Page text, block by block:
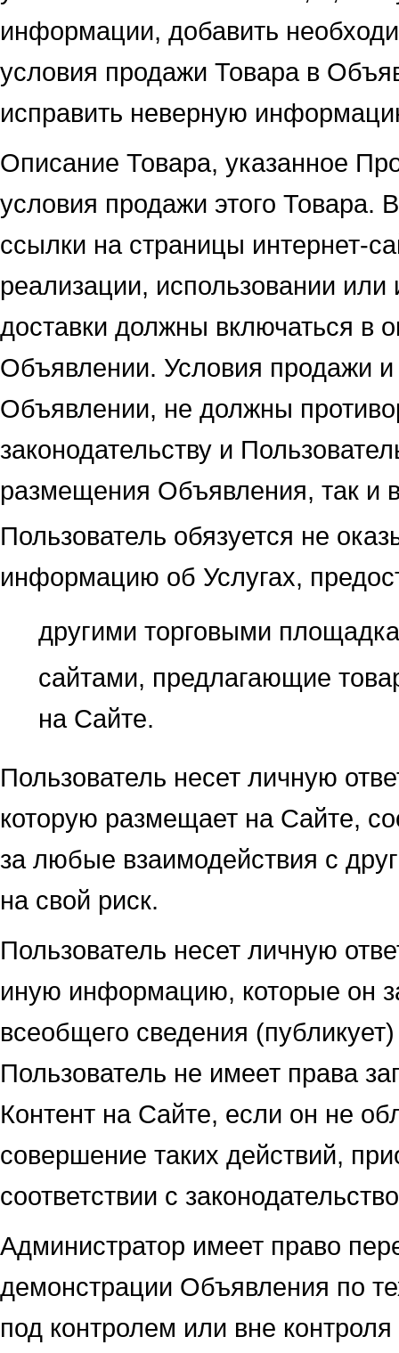
информации, добавить
условия продажи Товара в
исправить неверную
Описание Товара, указанное
условия продажи этого Товара.
ссылки на страницы интернет-
реализации, использовании
доставки должны включаться в
Объявлении. Условия продажи
Объявлении, не должны
законодательству и
размещения Объявления, так и
Пользователь обязуется не
информацию об Услугах,
другими торговыми
сайтами, предлагающие
на Сайте.
Пользователь несет личную
которую размещает на Сайте,
за любые взаимодействия с
на свой риск.
Пользователь несет личную
иную информацию, которые он
всеобщего сведения
Пользователь не имеет права
Контент на Сайте, если он не
совершение таких действий,
соответствии с
Администратор имеет право
демонстрации Объявления по
под контролем или вне